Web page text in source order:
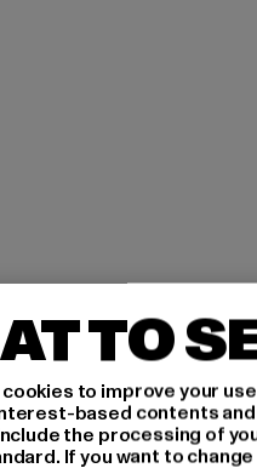
TO
to improve your
based contents
the processing of
If you want to